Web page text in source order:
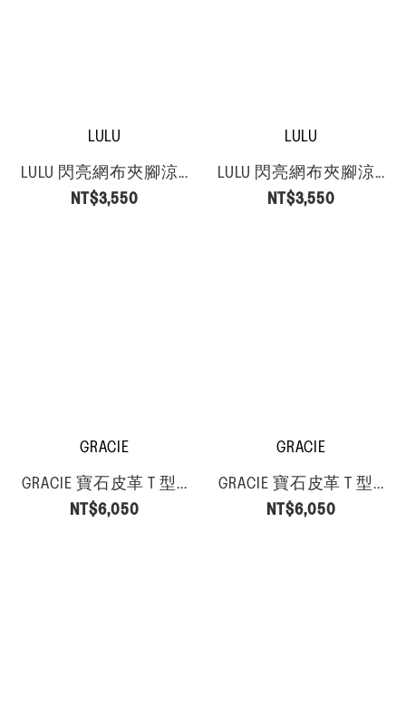
LULU
LULU 閃亮網布夾腳涼...
NT$3,550
LULU
LULU 閃亮網布夾腳涼...
NT$3,550
GRACIE
GRACIE 寶石皮革 T 型...
NT$6,050
GRACIE
GRACIE 寶石皮革 T 型...
NT$6,050